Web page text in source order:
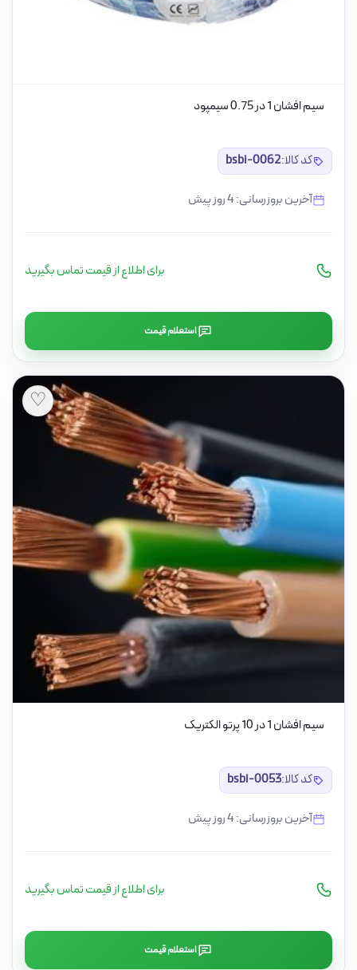
سیم افشان 1 در 0.75 سیمپود
کد کالا:bsbi-0062
آخرین بروزرسانی: 4 روز پیش
برای اطلاع از قیمت تماس بگیرید
استعلام قیمت
♡
سیم افشان 1 در 10 پرتو الکتریک
کد کالا:bsbi-0053
آخرین بروزرسانی: 4 روز پیش
برای اطلاع از قیمت تماس بگیرید
استعلام قیمت